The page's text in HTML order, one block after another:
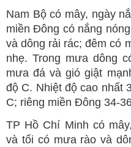
Nam Bộ có mây, ngày
miền Đông có nắng
và dông rải rác; đêm có
nhẹ. Trong mưa dông
mưa đá và gió giật
độ C. Nhiệt độ cao nhất
C; riêng miền Đông 34-
TP Hồ Chí Minh có
và tối có mưa rào và